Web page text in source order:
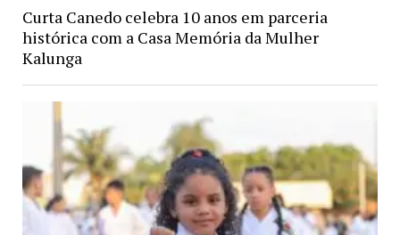
Curta Canedo celebra 10 anos em parceria
histórica com a Casa Memória da Mulher
Kalunga